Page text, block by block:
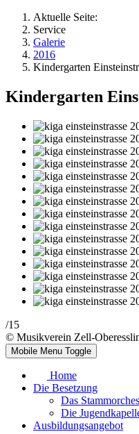
Aktuelle Seite:
Service
Galerie
2016
Kindergarten
Kindergarten
/15
© Musikverein Zell-
Mobile Menu Toggle
Home
Die Besetzung
Das
Die
Ausbildungsangebot